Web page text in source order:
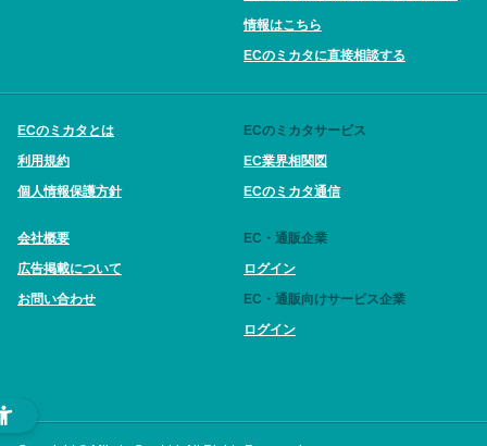
情報はこちら
ECのミカタに直接相談する
ECのミカタとは
利用規約
個人情報保護方針
会社概要
広告掲載について
お問い合わせ
ECのミカタサービス
EC業界相関図
ECのミカタ通信
EC・通販企業
ログイン
EC・通販向けサービス企業
ログイン